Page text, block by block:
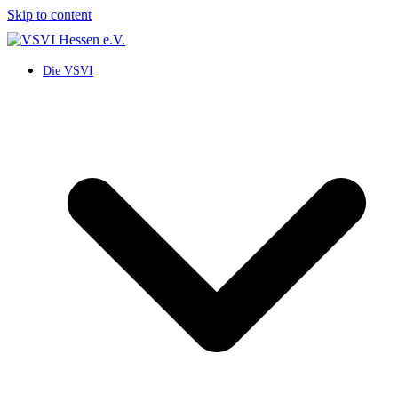
Skip to content
Die VSVI